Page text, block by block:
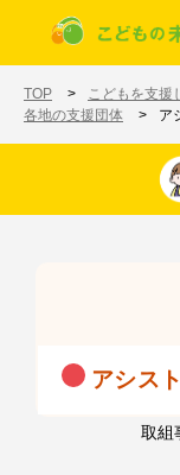
メインコンテンツに
TOP こどもを支援
各地の支援団体
ア
アシス
取組